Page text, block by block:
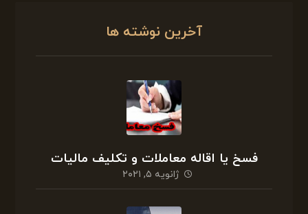
آخرین نوشته ها
فسخ یا اقاله معاملات و تکلیف مالیات
ژانویه ۵, ۲۰۲۱